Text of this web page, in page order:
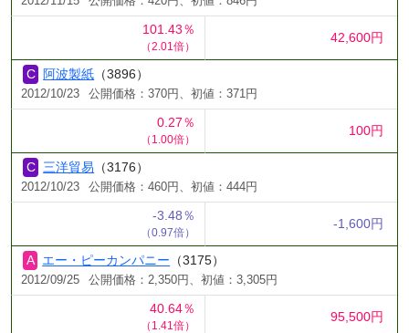
101.43％
（2.01倍）
42,600円
阿波製紙 （3896）
2012/10/23 公開価格：370円、初値：371円
0.27％
（1.00倍）
100円
三洋貿易 （3176）
2012/10/23 公開価格：460円、初値：444円
-3.48％
（0.97倍）
-1,600円
エー・ピーカンパニー （3175）
2012/09/25 公開価格：2,350円、初値：3,305円
40.64％
（1.41倍）
95,500円